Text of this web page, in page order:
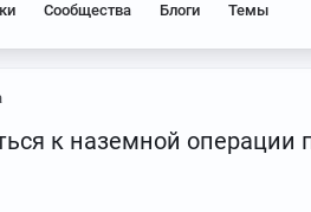
Сообщества Блоги Темы
к наземной операции